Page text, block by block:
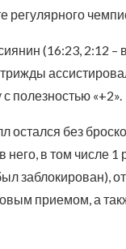
регулярного
(16:23, 2:12 – в
полезностью «+2».
остался без
него, в том числе 1
заблокирован),
приемом, а